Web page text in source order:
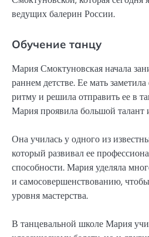
ведущих балерин России.
Обучение танцу
Мария Смоктуновская начала
раннем детстве. Ее мать
ритму и решила отправить ее в
Мария проявила большой талант
Она училась у одного из
который развивал ее
способности. Мария уделяла
и самосовершенствованию,
уровня мастерства.
В танцевальной школе Мария